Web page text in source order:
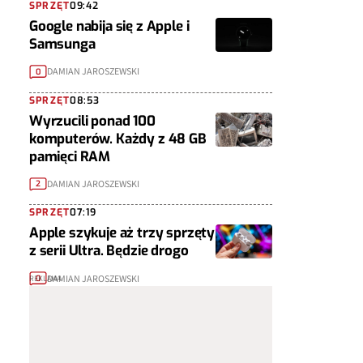
SPRZĘT09:42
Google nabija się z Apple i
Samsunga
0 DAMIAN JAROSZEWSKI
SPRZĘT08:53
Wyrzucili ponad 100
komputerów. Każdy z 48 GB
pamięci RAM
2 DAMIAN JAROSZEWSKI
SPRZĘT07:19
Apple szykuje aż trzy sprzęty
z serii Ultra. Będzie drogo
0 DAMIAN JAROSZEWSKI